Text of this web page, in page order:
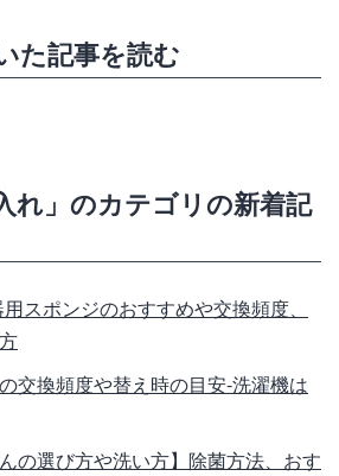
た記事を読む
れ」のカテゴリの新着記
スポンジのおすすめや交換頻度、
交換頻度や替え時の目安-洗濯機は
んの選び方や洗い方】除菌方法、おす